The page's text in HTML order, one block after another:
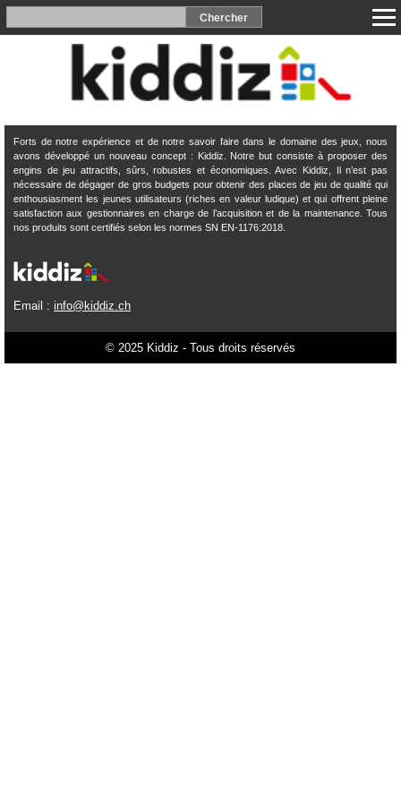
Forts de notre expérience et de notre savoir faire dans le domaine des jeux, nous
avons développé un nouveau concept : Kiddiz. Notre but consiste à proposer des
engins de jeu attractifs, sûrs, robustes et économiques. Avec Kiddiz, Il n’est pas
nécessaire de dégager de gros budgets pour obtenir des places de jeu de qualité qui
enthousiasment les jeunes utilisateurs (riches en valeur ludique) et qui offrent pleine
satisfaction aux gestionnaires en charge de l’acquisition et de la maintenance. Tous
nos produits sont certifiés selon les normes SN EN-1176:2018.
Email : info@kiddiz.ch
© 2025 Kiddiz - Tous droits réservés